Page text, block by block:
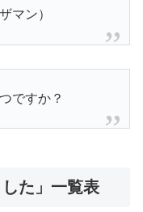
マン）
ですか？
た」一覧表